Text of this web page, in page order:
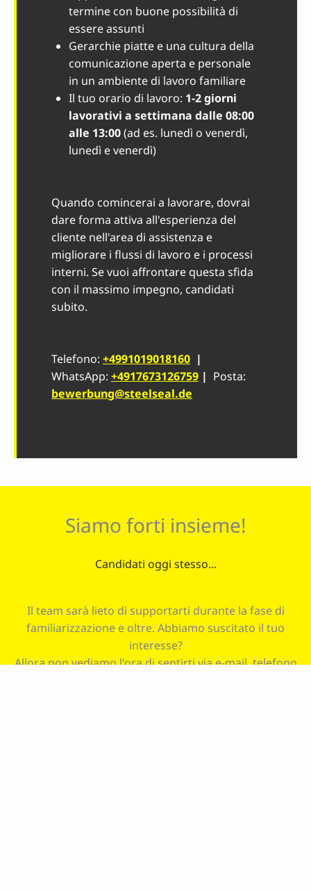
termine con buone possibilità di
essere assunti
Gerarchie piatte e una cultura della
comunicazione aperta e personale
in un ambiente di lavoro familiare
Il tuo orario di lavoro: 1-2 giorni
lavorativi a settimana dalle 08:00
alle 13:00(ad es. lunedì o venerdì,
lunedì e venerdì)
Quando comincerai a lavorare, dovrai
dare forma attiva all'esperienza del
cliente nell'area di assistenza e
migliorare i flussi di lavoro e i processi
interni. Se vuoi affrontare questa sfida
con il massimo impegno, candidati
subito.
Telefono: +4991019018160 |
WhatsApp: +4917673126759 | Posta:
bewerbung@steelseal.de
Siamo forti insieme!
Candidati oggi stesso...
Il team sarà lieto di supportarti durante la fase di
familiarizzazione e oltre. Abbiamo suscitato il tuo
interesse?
Allora non vediamo l'ora di sentirti via e-mail, telefono